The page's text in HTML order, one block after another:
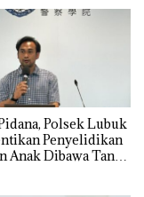
Polsek Lubuk
Penyelidikan
Anak Dibawa Tanpa